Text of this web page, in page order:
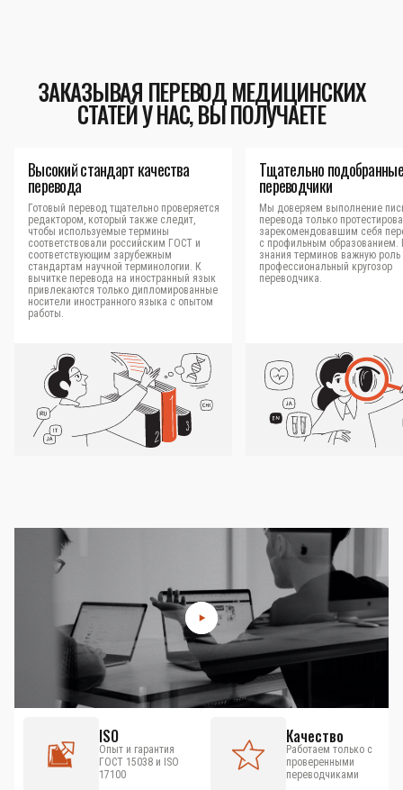
ЗАКАЗЫВАЯ ПЕРЕВОД МЕДИЦИНСКИХ
СТАТЕЙ У НАС, ВЫ ПОЛУЧАЕТЕ
Высокий стандарт качества
перевода
Готовый перевод тщательно проверяется
редактором, который также следит,
чтобы используемые термины
соответствовали российским ГОСТ и
соответствующим зарубежным
стандартам научной терминологии. К
вычитке перевода на иностранный язык
привлекаются только дипломированные
носители иностранного языка с опытом
работы.
Тщательно подобранные
переводчики
Мы доверяем выполнение
перевода только
зарекомендовавшим себя
с профильным
знания терминов важную роль
профессиональный кругозор
переводчика.
ISO
Опыт и гарантия
ГОСТ 15038 и ISO
17100
Качество
Работаем только с
проверенными
переводчиками